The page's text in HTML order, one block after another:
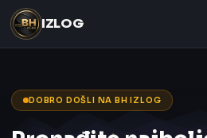
IZLOG
DOBRO DOŠLI NA BH IZLOG